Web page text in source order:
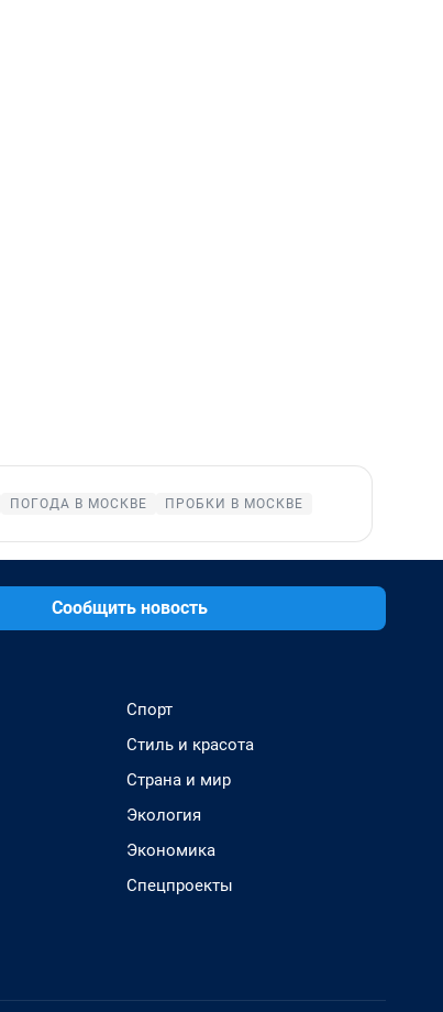
ПОГОДА В МОСКВЕ ПРОБКИ В МОСКВЕ
Сообщить новость
Спорт
Стиль и красота
Страна и мир
Экология
Экономика
Спецпроекты